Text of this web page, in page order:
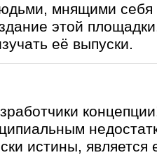
мнящими себя
этой
её выпуски.
истины,